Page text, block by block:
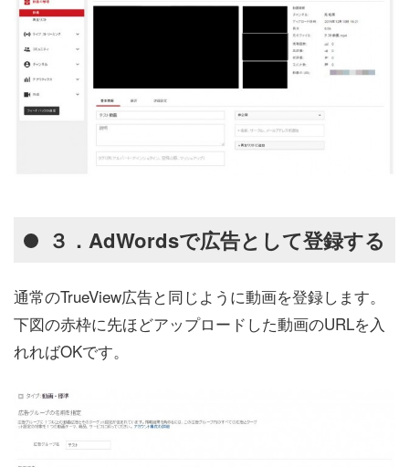
３．AdWordsで広告として登録する
通常のTrueView広告と同じように動画を登録します。
下図の赤枠に先ほどアップロードした動画のURLを入
れればOKです。